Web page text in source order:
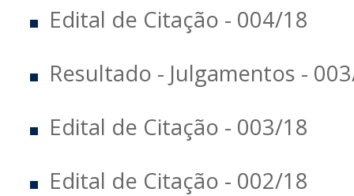
Edital de Citação - 004/18
Resultado - Julgamentos -
Edital de Citação - 003/18
Edital de Citação - 002/18